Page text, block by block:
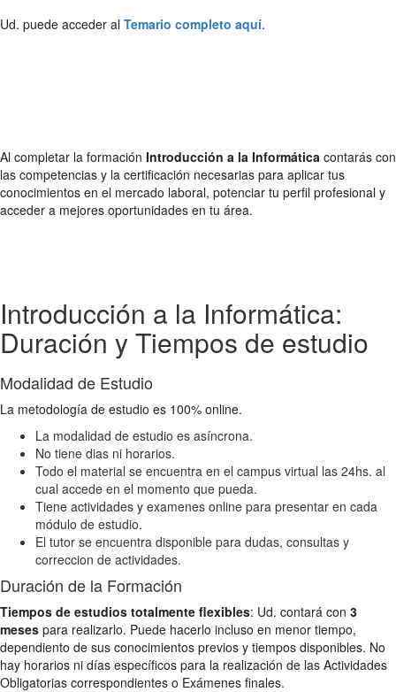
Ud. puede acceder al Temario completo aquí.
Al completar la formación Introducción a la Informática contarás con
las competencias y la certificación necesarias para aplicar tus
conocimientos en el mercado laboral, potenciar tu perfil profesional y
acceder a mejores oportunidades en tu área.
Introducción a la Informática:
Duración y Tiempos de estudio
Modalidad de Estudio
La metodología de estudio es 100% online.
La modalidad de estudio es asíncrona.
No tiene dias ni horarios.
Todo el material se encuentra en el campus virtual las 24hs. al
cual accede en el momento que pueda.
Tiene actividades y examenes online para presentar en cada
módulo de estudio.
El tutor se encuentra disponible para dudas, consultas y
correccion de actividades.
Duración de la Formación
Tiempos de estudios totalmente flexibles: Ud. contará con 3
meses para realizarlo. Puede hacerlo incluso en menor tiempo,
dependiento de sus conocimientos previos y tiempos disponibles. No
hay horarios ni días específicos para la realización de las Actividades
Obligatorias correspondientes o Exámenes finales.